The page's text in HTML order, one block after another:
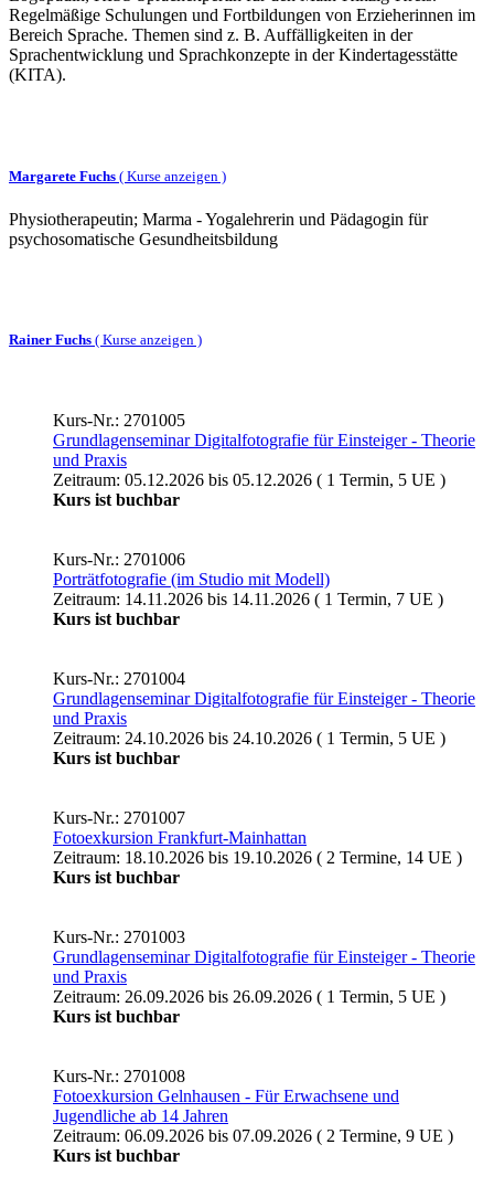
Regelmäßige Schulungen und Fortbildungen von Erzieherinnen im
Bereich Sprache. Themen sind z. B. Auffälligkeiten in der
Sprachentwicklung und Sprachkonzepte in der Kindertagesstätte
(KITA).
Margarete Fuchs ( Kurse anzeigen )
Physiotherapeutin; Marma - Yogalehrerin und Pädagogin für
psychosomatische Gesundheitsbildung
Rainer Fuchs ( Kurse anzeigen )
Kurs-Nr.: 2701005
Grundlagenseminar Digitalfotografie für Einsteiger - Theorie
und Praxis
Zeitraum: 05.12.2026 bis 05.12.2026 ( 1 Termin, 5 UE )
Kurs ist buchbar
Kurs-Nr.: 2701006
Porträtfotografie (im Studio mit Modell)
Zeitraum: 14.11.2026 bis 14.11.2026 ( 1 Termin, 7 UE )
Kurs ist buchbar
Kurs-Nr.: 2701004
Grundlagenseminar Digitalfotografie für Einsteiger - Theorie
und Praxis
Zeitraum: 24.10.2026 bis 24.10.2026 ( 1 Termin, 5 UE )
Kurs ist buchbar
Kurs-Nr.: 2701007
Fotoexkursion Frankfurt-Mainhattan
Zeitraum: 18.10.2026 bis 19.10.2026 ( 2 Termine, 14 UE )
Kurs ist buchbar
Kurs-Nr.: 2701003
Grundlagenseminar Digitalfotografie für Einsteiger - Theorie
und Praxis
Zeitraum: 26.09.2026 bis 26.09.2026 ( 1 Termin, 5 UE )
Kurs ist buchbar
Kurs-Nr.: 2701008
Fotoexkursion Gelnhausen - Für Erwachsene und
Jugendliche ab 14 Jahren
Zeitraum: 06.09.2026 bis 07.09.2026 ( 2 Termine, 9 UE )
Kurs ist buchbar